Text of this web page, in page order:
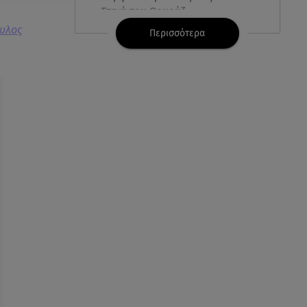
Στενά του Ορμούζ
06.08.26 , 17:12
Περισσότερα